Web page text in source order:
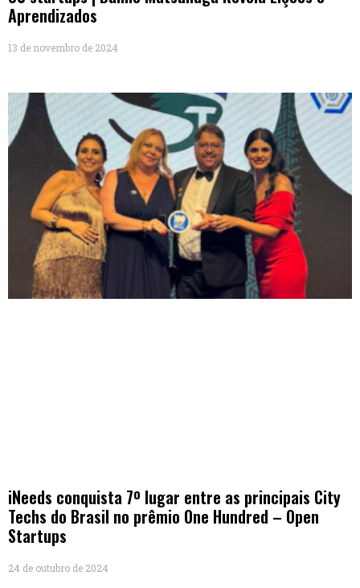
Aprendizados
13 de novembro de 2024
iNeeds conquista 7º lugar entre as principais City
Techs do Brasil no prêmio One Hundred – Open
Startups
24 de outubro de 2024